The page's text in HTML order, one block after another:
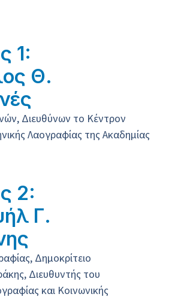
1:
Θ.
Διευθύνων το Κέντρον
Λαογραφίας της Ακαδημίας
2:
Γ.
Δημοκρίτειο
Διευθυντής του
και Κοινωνικής